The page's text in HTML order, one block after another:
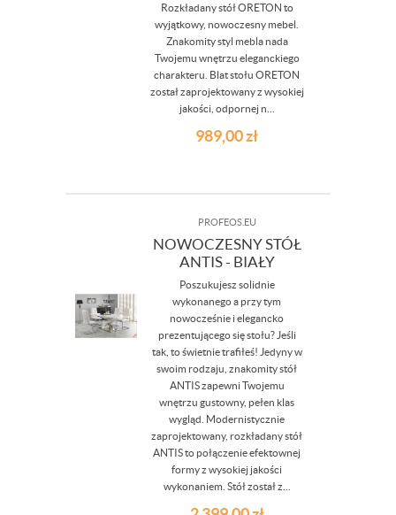
Rozkładany stół ORETON to
wyjątkowy, nowoczesny mebel.
Znakomity styl mebla nada
Twojemu wnętrzu eleganckiego
charakteru. Blat stołu ORETON
został zaprojektowany z wysokiej
jakości, odpornej n...
989,00zł
PROFEOS.EU
NOWOCZESNY STÓŁ
ANTIS - BIAŁY
Poszukujesz solidnie
wykonanego a przy tym
nowocześnie i elegancko
prezentującego się stołu? Jeśli
tak, to świetnie trafiłeś! Jedyny w
swoim rodzaju, znakomity stół
ANTIS zapewni Twojemu
wnętrzu gustowny, pełen klas
wygląd. Modernistycznie
zaprojektowany, rozkładany stół
ANTIS to połączenie efektownej
formy z wysokiej jakości
wykonaniem. Stół został z...